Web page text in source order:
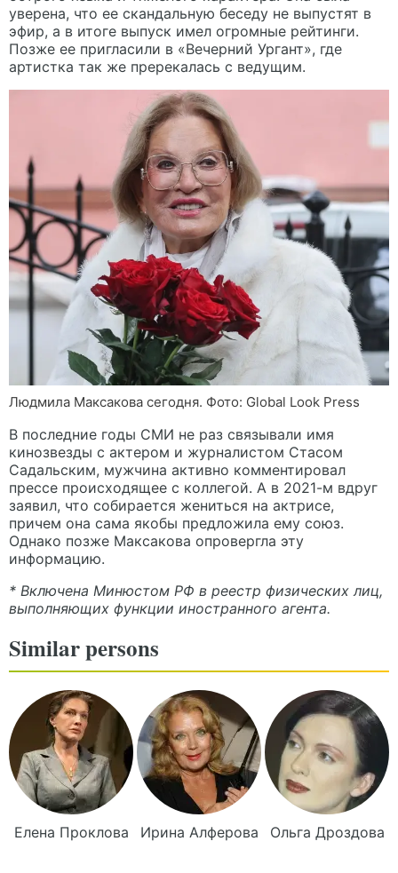
уверена, что ее скандальную беседу не выпустят в
эфир, а в итоге выпуск имел огромные рейтинги.
Позже ее пригласили в «Вечерний Ургант», где
артистка так же пререкалась с ведущим.
Людмила Максакова сегодня. Фото: Global Look Press
В последние годы СМИ не раз связывали имя
кинозвезды с актером и журналистом Стасом
Садальским, мужчина активно комментировал
прессе происходящее с коллегой. А в 2021-м вдруг
заявил, что собирается жениться на актрисе,
причем она сама якобы предложила ему союз.
Однако позже Максакова опровергла эту
информацию.
* Включена Минюстом РФ в реестр физических лиц,
выполняющих функции иностранного агента.
Similar persons
Елена Проклова Ирина Алферова Ольга Дроздова